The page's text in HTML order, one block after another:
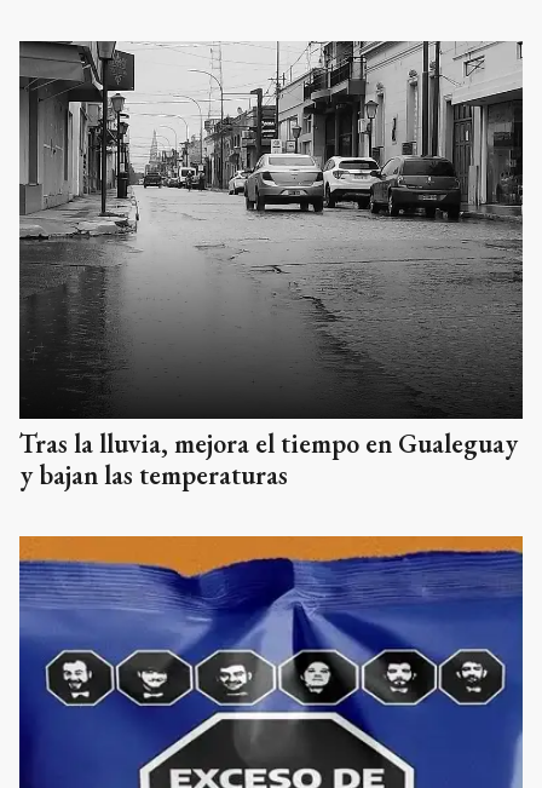
Tras la lluvia, mejora el tiempo en Gualeguay
y bajan las temperaturas